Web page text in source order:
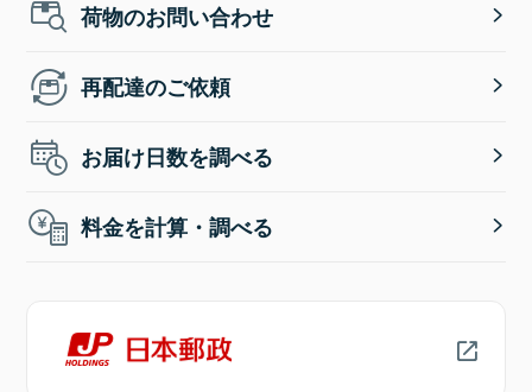
荷物のお問い合わせ
再配達のご依頼
お届け日数を調べる
料金を計算・調べる